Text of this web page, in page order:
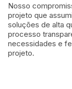
Nosso
projeto que
soluções de alta
processo
necessidades e
projeto.